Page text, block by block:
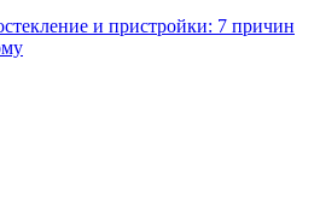
и пристройки: 7 причин